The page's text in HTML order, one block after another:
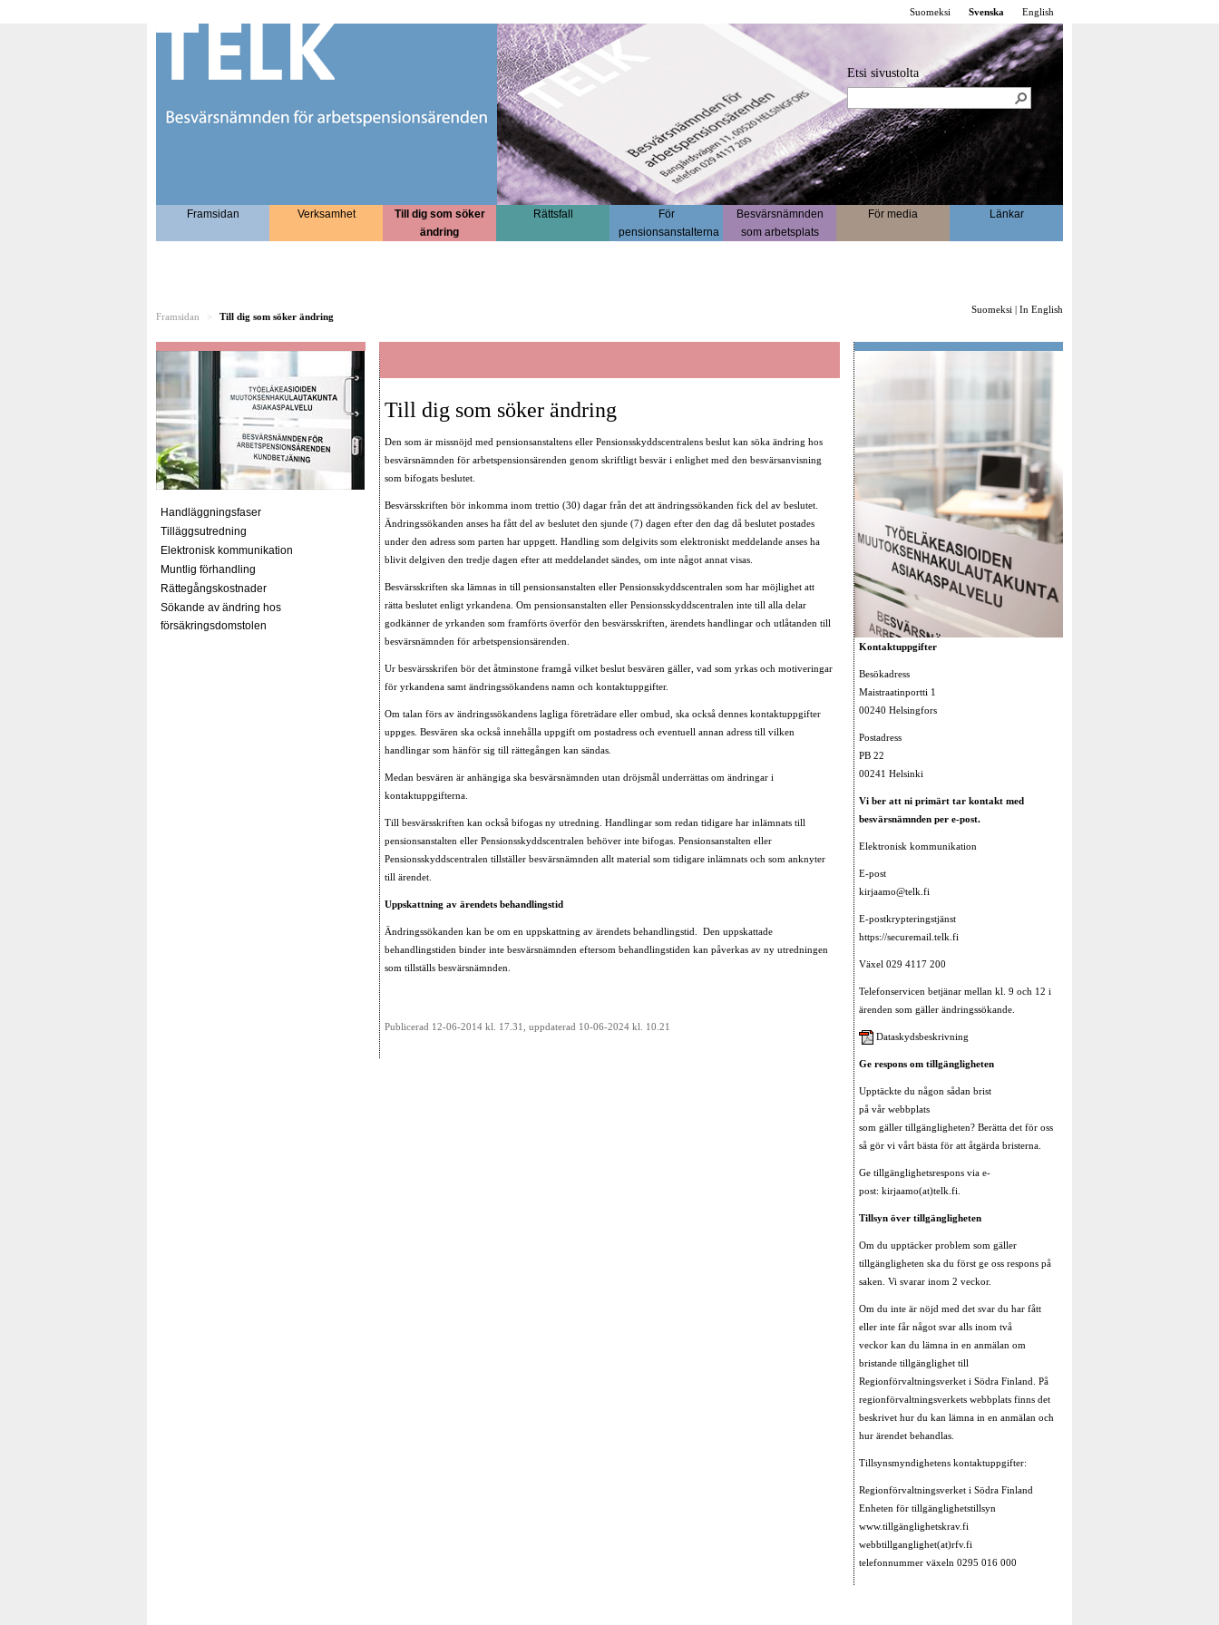
Suomeksi Svenska English
Etsi sivustolta
Framsidan Verksamhet
Till dig som söker
ändring
Rättsfall
För
pensionsanstalterna
Besvärsnämnden
som arbetsplats
För media Länkar
Suomeksi | In English
Framsidan > Till dig som söker ändring
Handläggningsfaser
Tilläggsutredning
Elektronisk kommunikation
Muntlig förhandling
Rättegångskostnader
Sökande av ändring hos
försäkringsdomstolen
Till dig som söker ändring
Den som är missnöjd med pensionsanstaltens eller Pensionsskyddscentralens beslut kan söka ändring hos
besvärsnämnden för arbetspensionsärenden genom skriftligt besvär i enlighet med den besvärsanvisning
som bifogats beslutet.
Besvärsskriften bör inkomma inom trettio (30) dagar från det att ändringssökanden fick del av beslutet.
Ändringssökanden anses ha fått del av beslutet den sjunde (7) dagen efter den dag då beslutet postades
under den adress som parten har uppgett. Handling som delgivits som elektroniskt meddelande anses ha
blivit delgiven den tredje dagen efter att meddelandet sändes, om inte något annat visas.
Besvärsskriften ska lämnas in till pensionsanstalten eller Pensionsskyddscentralen som har möjlighet att
rätta beslutet enligt yrkandena. Om pensionsanstalten eller Pensionsskyddscentralen inte till alla delar
godkänner de yrkanden som framförts överför den besvärsskriften, ärendets handlingar och utlåtanden till
besvärsnämnden för arbetspensionsärenden.
Ur besvärsskrifen bör det åtminstone framgå vilket beslut besvären gäller, vad som yrkas och motiveringar
för yrkandena samt ändringssökandens namn och kontaktuppgifter.
Om talan förs av ändringssökandens lagliga företrädare eller ombud, ska också dennes kontaktuppgifter
uppges. Besvären ska också innehålla uppgift om postadress och eventuell annan adress till vilken
handlingar som hänför sig till rättegången kan sändas
Medan besvären är anhängiga ska besvärsnämnden utan dröjsmål underrättas om ändringar i
kontaktuppgifterna.
Till besvärsskriften kan också bifogas ny utredning. Handlingar som redan tidigare har inlämnats till
pensionsanstalten eller Pensionsskyddscentralen behöver inte bifogas. Pensionsanstalten eller
Pensionsskyddscentralen tillställer besvärsnämnden allt material som tidigare inlämnats och som anknyter
till ärendet.
Uppskattning av ärendets behandlingstid
Ändringssökanden kan be om en uppskattning av ärendets behandlingstid. Den uppskattade
behandlingstiden binder inte besvärsnämnden eftersom behandlingstiden kan påverkas av ny utredningen
som tillställs besvärsnämnden.
Publicerad 12-06-2014 kl. 17.31, uppdaterad 10-06-2024 kl. 10.21
Kontaktuppgifter
Besökadress
Maistraatinportti 1
00240 Helsingfors
Postadress
PB 22
00241 Helsinki
Vi ber att ni primärt tar kontakt med
besvärsnämnden per e-post.
Elektronisk kommunikation
E-post
kirjaamo@telk.fi
E-postkrypteringstjänst
https://securemail.telk.fi
Växel 029 4117 200
Telefonservicen betjänar mellan kl. 9 och 12 i
ärenden som gäller ändringssökande.
Dataskydsbeskrivning
Ge respons om tillgängligheten
Upptäckte du någon sådan brist
på vår webbplats
som gäller tillgängligheten? Berätta det för oss
så gör vi vårt bästa för att åtgärda bristerna.
Ge tillgänglighetsrespons via e-
post: kirjaamo(at)telk.fi.
Tillsyn över tillgängligheten
Om du upptäcker problem som gäller
tillgängligheten ska du först ge oss respons på
saken. Vi svarar inom 2 veckor.
Om du inte är nöjd med det svar du har fått
eller inte får något svar alls inom två
veckor kan du lämna in en anmälan om
bristande tillgänglighet till
Regionförvaltningsverket i Södra Finland. På
regionförvaltningsverkets webbplats finns det
beskrivet hur du kan lämna in en anmälan och
hur ärendet behandlas.
Tillsynsmyndighetens kontaktuppgifter:
Regionförvaltningsverket i Södra Finland
Enheten för tillgänglighetstillsyn
www.tillgänglighetskrav.fi
webbtillganglighet(at)rfv.fi
telefonnummer växeln 0295 016 000